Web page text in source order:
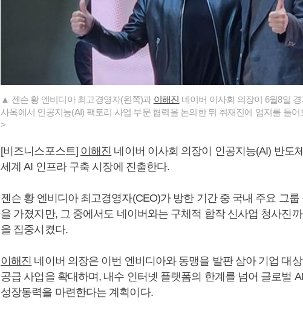
▲ 젠슨 황 엔비디아 최고경영자(왼쪽)과 이해진 네이버 이사회 의장이 6월8일
사옥에서 인공지능(AI) 팩토리 사업 부문 협력을 논의한 뒤 취재진에 엄지를 들
>
[비즈니스포스트] 이해진 네이버 이사회 의장이 인공지능(AI) 반도
세계 AI 인프라 구축 시장에 진출한다.
젠슨 황 엔비디아 최고경영자(CEO)가 방한 기간 중 국내 주요 그
을 가졌지만, 그 중에서도 네이버와는 구체적 합작 신사업 청사진
을 집중시켰다.
이해진 네이버 의장은 이번 엔비디아와 동맹을 발판 삼아 기업 대
공급 사업을 확대하며, 내수 인터넷 플랫폼의 한계를 넘어 글로벌
성장동력을 마련한다는 계획이다.